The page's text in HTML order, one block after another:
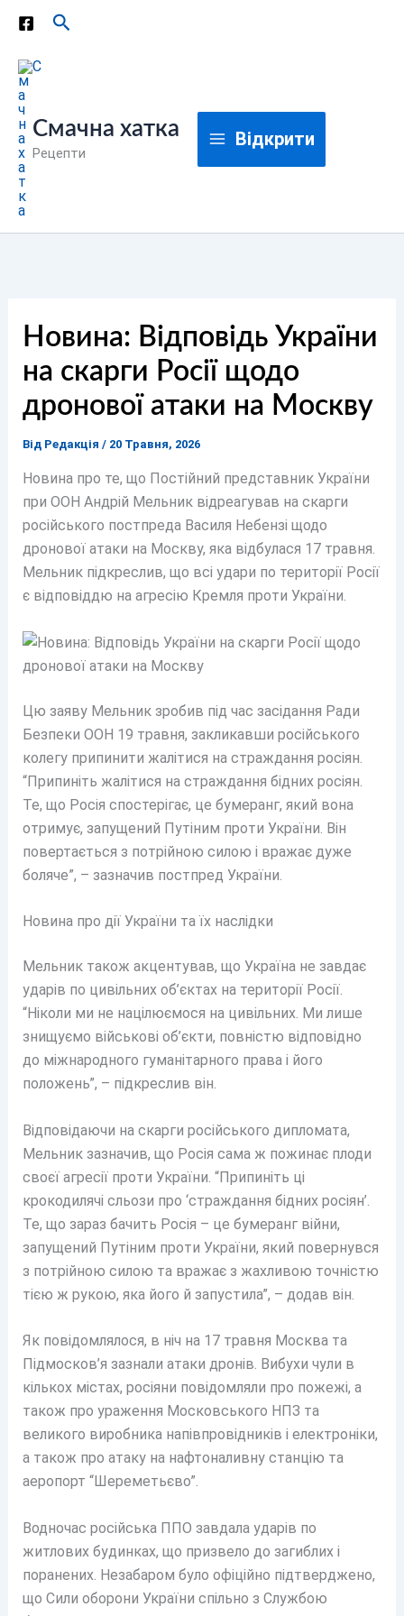
Перейти
вмісту
Пошук
Смачна хатка
Рецепти
Відкрити
Новина: Відповідь України
на скарги Росії щодо
дронової атаки на Москву
Від Редакція / 20 Травня, 2026
Новина про те, що Постійний представник України
при ООН Андрій Мельник відреагував на скарги
російського постпреда Василя Небензі щодо
дронової атаки на Москву, яка відбулася 17 травня.
Мельник підкреслив, що всі удари по території Росії
є відповіддю на агресію Кремля проти України.
Цю заяву Мельник зробив під час засідання Ради
Безпеки ООН 19 травня, закликавши російського
колегу припинити жалітися на страждання росіян.
“Припиніть жалітися на страждання бідних росіян.
Те, що Росія спостерігає, це бумеранг, який вона
отримує, запущений Путіним проти України. Він
повертається з потрійною силою і вражає дуже
боляче”, – зазначив постпред України.
Новина про дії України та їх наслідки
Мельник також акцентував, що Україна не завдає
ударів по цивільних об’єктах на території Росії.
“Ніколи ми не націлюємося на цивільних. Ми лише
знищуємо військові об’єкти, повністю відповідно
до міжнародного гуманітарного права і його
положень”, – підкреслив він.
Відповідаючи на скарги російського дипломата,
Мельник зазначив, що Росія сама ж пожинає плоди
своєї агресії проти України. “Припиніть ці
крокодилячі сльози про ‘страждання бідних росіян’.
Те, що зараз бачить Росія – це бумеранг війни,
запущений Путіним проти України, який повернувся
з потрійною силою та вражає з жахливою точністю
тією ж рукою, яка його й запустила”, – додав він.
Як повідомлялося, в ніч на 17 травня Москва та
Підмосков’я зазнали атаки дронів. Вибухи чули в
кількох містах, росіяни повідомляли про пожежі, а
також про ураження Московського НПЗ та
великого виробника напівпровідників і електроніки,
а також про атаку на нафтоналивну станцію та
аеропорт “Шереметьєво”.
Водночас російська ППО завдала ударів по
житлових будинках, що призвело до загиблих і
поранених. Незабаром було офіційно підтверджено,
що Сили оборони України спільно з Службою